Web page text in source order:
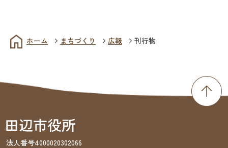
ホーム まちづくり 広報 刊行物
法人番号4000020302066